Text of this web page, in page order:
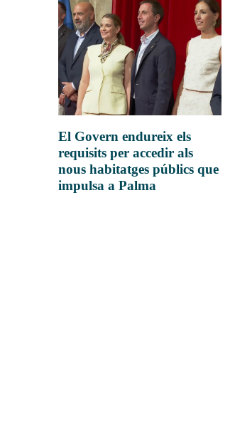
El Govern endureix els
requisits per accedir als
nous habitatges públics que
impulsa a Palma